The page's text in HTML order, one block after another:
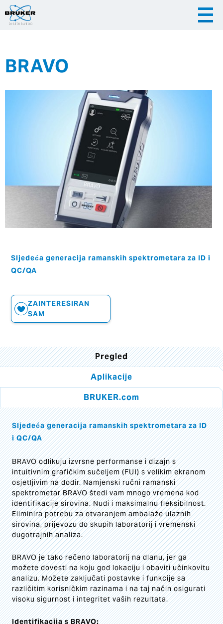
|
Hrvatska
BRAVO
Sljedeća generacija ramanskih spektrometara za ID i
QC/QA
ZAINTERESIRAN
SAM
Pregled
Aplikacije
BRUKER.com
Sljedeća generacija ramanskih spektrometara za ID
i QC/QA
BRAVO odlikuju izvrsne performanse i dizajn s
intuitivnim grafičkim sučeljem (FUI) s velikim ekranom
osjetljivim na dodir. Namjenski ručni ramanski
spektrometar BRAVO štedi vam mnogo vremena kod
identifikacije sirovina. Nudi i maksimalnu fleksibilnost.
Eliminira potrebu za otvaranjem ambalaže ulaznih
sirovina, prijevozu do skupih laboratorij i vremenski
dugotrajnih analiza.
BRAVO je tako rečeno laboratorij na dlanu, jer ga
možete dovesti na koju god lokaciju i obaviti učinkovitu
analizu. Možete zaključati postavke i funkcije sa
različitim korisničkim razinama i na taj način osigurati
visoku sigurnost i integritet vaših rezultata.
Identifikacija s BRAVO: